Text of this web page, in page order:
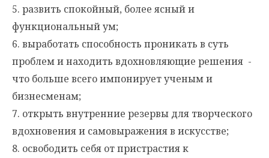
5. развить спокойный, более ясный и
функциональный ум;
6. выработать способность проникать в суть
проблем и находить вдохновляющие решения -
что больше всего импонирует ученым и
бизнесменам;
7. открыть внутренние резервы для творческого
вдохновения и самовыражения в искусстве;
8. освободить себя от пристрастия к